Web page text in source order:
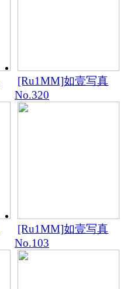
[Ru1MM]如壹写真
No.320
[Ru1MM]如壹写真
No.103